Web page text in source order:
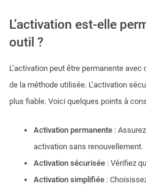
L’activation est-elle
outil ?
L’activation peut être permanente
de la méthode utilisée. L’activation
plus fiable. Voici quelques points à
Activation permanente :
activation sans renouvellement.
Activation sécurisée : Vérifiez
Activation simplifiée :